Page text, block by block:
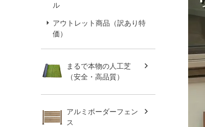
ル
アウトレット商品（訳あり特
価）
まるで本物の人工芝
（安全・高品質）
アルミボーダーフェン
ス